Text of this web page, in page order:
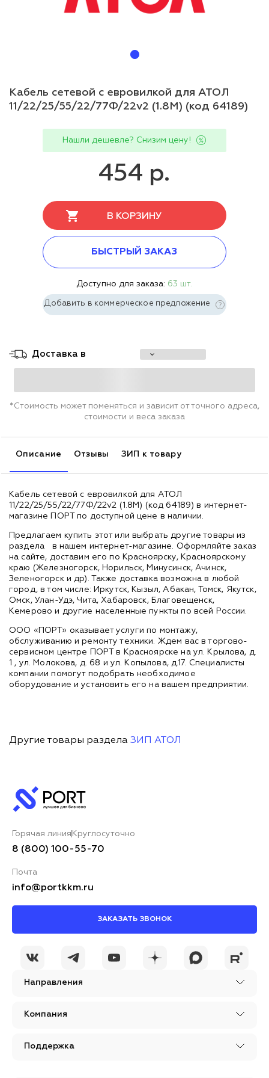
Кабель сетевой c евровилкой для АТОЛ
11/22/25/55/22/77Ф/22v2 (1.8М) (код 64189)
Нашли дешевле? Снизим цену!
454 р.
В КОРЗИНУ
БЫСТРЫЙ ЗАКАЗ
Доступно для заказа: 63 шт.
Добавить в коммерческое предложение
Доставка в
*Стоимость может поменяться и зависит от точного адреса,
стоимости и веса заказа
Описание Отзывы ЗИП к товару
Кабель сетевой c евровилкой для АТОЛ
11/22/25/55/22/77Ф/22v2 (1.8М) (код 64189) в интернет-
магазине ПОРТ по доступной цене в наличии.
Предлагаем купить этот или выбрать другие товары из
раздела
в нашем интернет-магазине. Оформляйте заказ
на сайте, доставим его по Красноярску, Красноярскому
краю (Железногорск, Норильск, Минусинск, Ачинск,
Зеленогорск и др). Также доставка возможна в любой
город, в том числе: Иркутск, Кызыл, Абакан, Томск, Якутск,
Омск, Улан-Удэ, Чита, Хабаровск, Благовещенск,
Кемерово и другие населенные пункты по всей России.
ООО «ПОРТ» оказывает услуги по монтажу,
обслуживанию и ремонту техники. Ждем вас в торгово-
сервисном центре ПОРТ в Красноярске на ул. Крылова, д.
1 , ул. Молокова, д. 68 и ул. Копылова, д.17. Специалисты
компании помогут подобрать необходимое
оборудование и установить его на вашем предприятии.
Другие товары раздела ЗИП АТОЛ
Направления
Компания
Поддержка
Горячая линия Круглосуточно
8 (800) 100-55-70
Почта
info@portkkm.ru
ЗАКАЗАТЬ ЗВОНОК